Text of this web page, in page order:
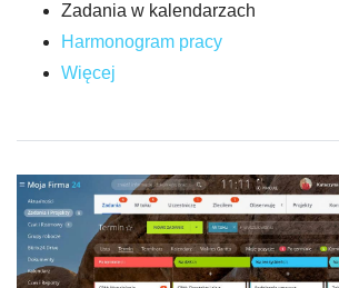
Zadania w kalendarzach
Harmonogram pracy
Więcej